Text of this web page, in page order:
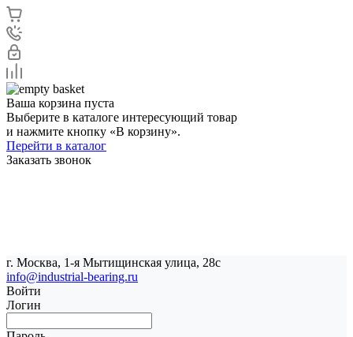
Ваша корзина пуста
Выберите в каталоге интересующий товар
и нажмите кнопку «В корзину».
Перейти в каталог
Заказать звонок
г. Москва, 1-я Мытищинская улица, 28с
info@industrial-bearing.ru
Войти
Логин